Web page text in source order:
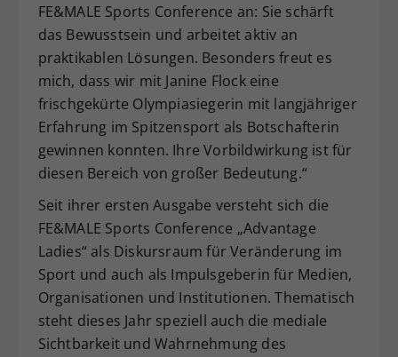
FE&MALE Sports Conference an: Sie schärft
das Bewusstsein und arbeitet aktiv an
praktikablen Lösungen. Besonders freut es
mich, dass wir mit Janine Flock eine
frischgekürte Olympiasiegerin mit langjähriger
Erfahrung im Spitzensport als Botschafterin
gewinnen konnten. Ihre Vorbildwirkung ist für
diesen Bereich von großer Bedeutung.“
Seit ihrer ersten Ausgabe versteht sich die
FE&MALE Sports Conference „Advantage
Ladies“ als Diskursraum für Veränderung im
Sport und auch als Impulsgeberin für Medien,
Organisationen und Institutionen. Thematisch
steht dieses Jahr speziell auch die mediale
Sichtbarkeit und Wahrnehmung des